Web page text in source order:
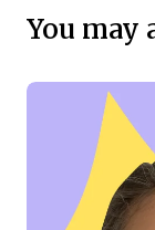
You may